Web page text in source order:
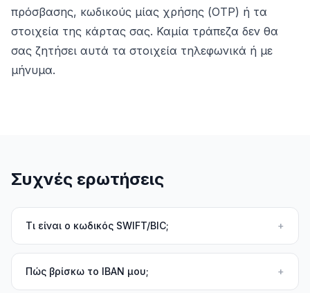
πρόσβασης, κωδικούς μίας χρήσης (OTP) ή τα
στοιχεία της κάρτας σας. Καμία τράπεζα δεν θα
σας ζητήσει αυτά τα στοιχεία τηλεφωνικά ή με
μήνυμα.
Συχνές ερωτήσεις
Τι είναι ο κωδικός SWIFT/BIC; +
Πώς βρίσκω το IBAN μου; +